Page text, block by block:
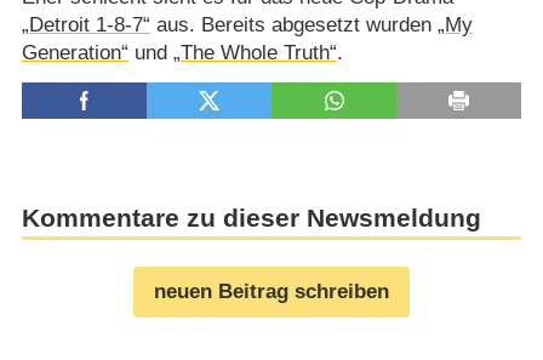
„Detroit 1-8-7“ aus. Bereits abgesetzt wurden „My
Generation“ und „The Whole Truth“.
Kommentare zu dieser Newsmeldung
neuen Beitrag schreiben